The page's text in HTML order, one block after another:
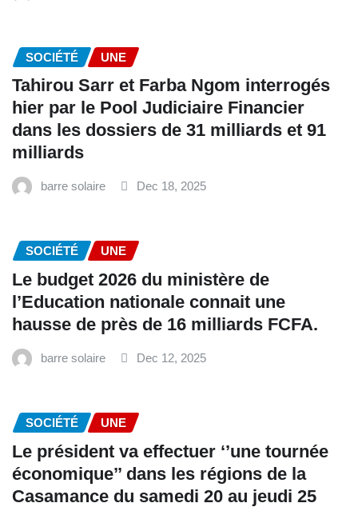
SOCIÉTÉ UNE
Tahirou Sarr et Farba Ngom interrogés
hier par le Pool Judiciaire Financier
dans les dossiers de 31 milliards et 91
milliards
barre solaire Dec 18, 2025
SOCIÉTÉ UNE
Le budget 2026 du ministère de
l’Education nationale connait une
hausse de près de 16 milliards FCFA.
barre solaire Dec 12, 2025
SOCIÉTÉ UNE
Le président va effectuer ‘’une tournée
économique’’ dans les régions de la
Casamance du samedi 20 au jeudi 25